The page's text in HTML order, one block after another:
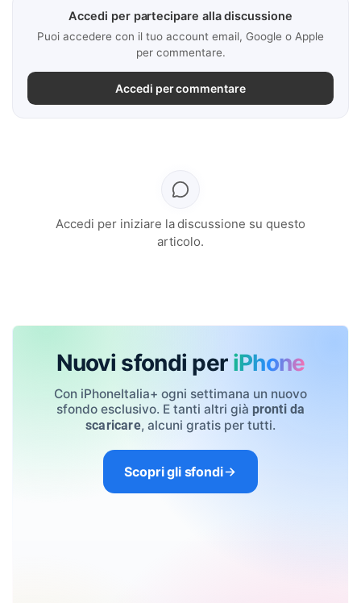
Accedi per partecipare alla discussione
Puoi accedere con il tuo account email, Google o Apple
per commentare.
Accedi per commentare
Accedi per iniziare la discussione su questo
articolo.
Nuovi sfondi per iPhone
Con iPhoneItalia+ ogni settimana un nuovo
sfondo esclusivo. E tanti altri già pronti da
scaricare, alcuni gratis per tutti.
Scopri gli sfondi